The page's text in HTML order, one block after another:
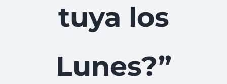
tuya los
Lunes?”